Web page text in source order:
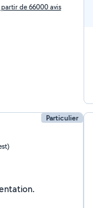
de 66000 avis
Particulier
renseigné ma présentation.